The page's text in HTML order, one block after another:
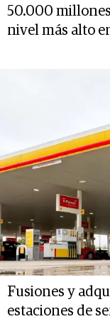
50.000
nivel más alto
Fusiones y
estaciones de